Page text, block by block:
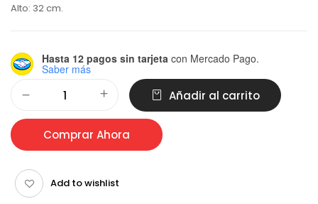
Alto: 32 cm.
Hasta 12 pagos sin tarjeta con Mercado Pago.
Saber más
Añadir al carrito
Comprar Ahora
Add to wishlist